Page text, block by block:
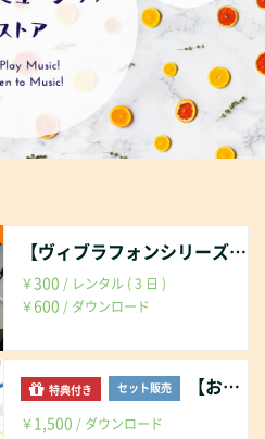
【ヴィブラフォンシリーズ】演奏する前の３つのお約束事
￥300 / レンタル ( 3 日 )
￥600 / ダウンロード
特典付き セット販売 【お得】３本まとめて動画パック
￥1,500 / ダウンロード